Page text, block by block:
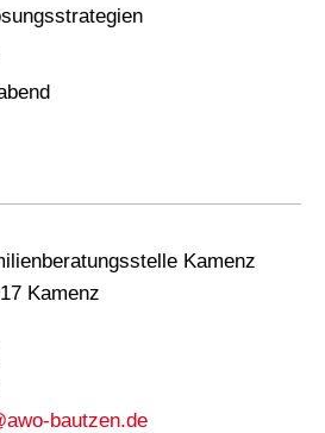
Kamenz
Kamenz
bautzen.de